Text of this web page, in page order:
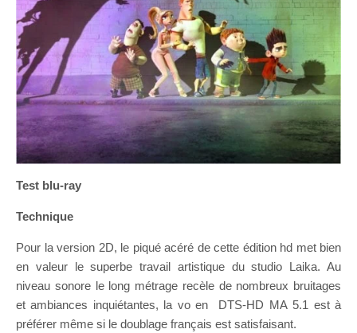
Test blu-ray
Technique
Pour la version 2D, le piqué acéré de cette édition hd met bien
en valeur le superbe travail artistique du studio Laika. Au
niveau sonore le long métrage recèle de nombreux bruitages
et ambiances inquiétantes, la vo en DTS-HD MA 5.1 est à
préférer même si le doublage français est satisfaisant.